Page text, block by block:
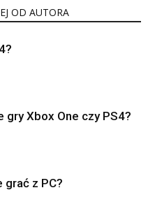
OD AUTORA
gry Xbox One czy PS4?
grać z PC?